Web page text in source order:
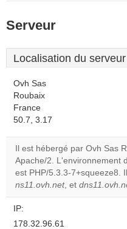
Serveur
Localisation du serveur
Ovh Sas
Roubaix
France
50.7, 3.17
Il est hébergé par Ovh Sas
Apache/2. L'environnement
est PHP/5.3.3-7+squeeze8.
ns11.ovh.net, et
IP:
178.32.96.61